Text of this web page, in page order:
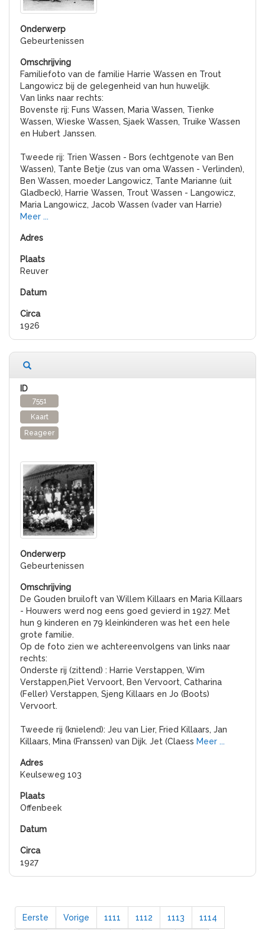
Gebeurtenissen
Familiefoto van de familie Harrie Wassen en Trout
Langowicz bij de gelegenheid van hun huwelijk.
Van links naar rechts:
Bovenste rij: Funs Wassen, Maria Wassen, Tienke
Wassen, Wieske Wassen, Sjaek Wassen, Truike Wassen
en Hubert Janssen.
Tweede rij: Trien Wassen - Bors (echtgenote van Ben
Wassen), Tante Betje (zus van oma Wassen - Verlinden),
Ben Wassen, moeder Langowicz, Tante Marianne (uit
Gladbeck), Harrie Wassen, Trout Wassen - Langowicz,
Maria Langowicz, Jacob Wassen (vader van Harrie)
Meer ...
Reuver
1926
7551
Kaart
Reageer
Gebeurtenissen
De Gouden bruiloft van Willem Killaars en Maria Killaars
- Houwers werd nog eens goed gevierd in 1927. Met
hun 9 kinderen en 79 kleinkinderen was het een hele
grote familie.
Op de foto zien we achtereenvolgens van links naar
rechts:
Onderste rij (zittend) : Harrie Verstappen, Wim
Verstappen,Piet Vervoort, Ben Vervoort, Catharina
(Feller) Verstappen, Sjeng Killaars en Jo (Boots)
Vervoort.
Tweede rij (knielend): Jeu van Lier, Fried Killaars, Jan
Killaars, Mina (Franssen) van Dijk. Jet (Claess Meer ...
Keulseweg 103
Offenbeek
1927
Eerste Vorige 1111 1112 1113 1114